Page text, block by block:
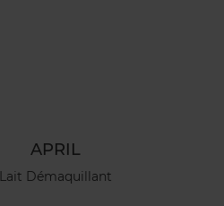
APRIL
Lait Démaquillant